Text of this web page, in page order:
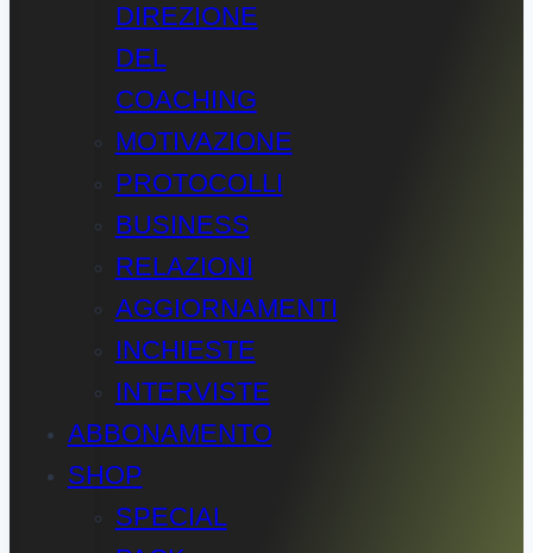
DIREZIONE
DEL
COACHING
MOTIVAZIONE
PROTOCOLLI
BUSINESS
RELAZIONI
AGGIORNAMENTI
INCHIESTE
INTERVISTE
ABBONAMENTO
SHOP
SPECIAL